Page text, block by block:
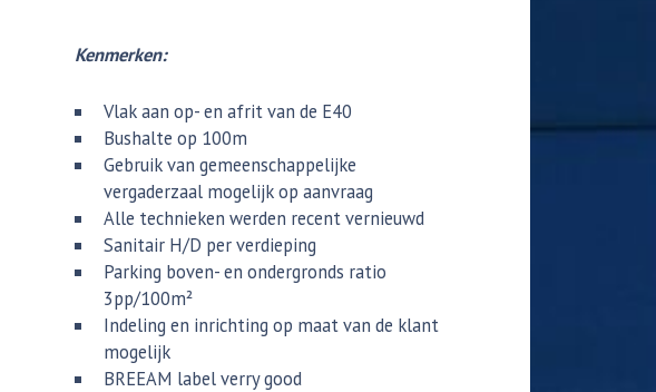
Kenmerken:
Vlak aan op- en afrit van de E40
Bushalte op 100m
Gebruik van gemeenschappelijke
vergaderzaal mogelijk op aanvraag
Alle technieken werden recent vernieuwd
Sanitair H/D per verdieping
Parking boven- en ondergronds ratio
3pp/100m²
Indeling en inrichting op maat van de klant
mogelijk
BREEAM label verry good